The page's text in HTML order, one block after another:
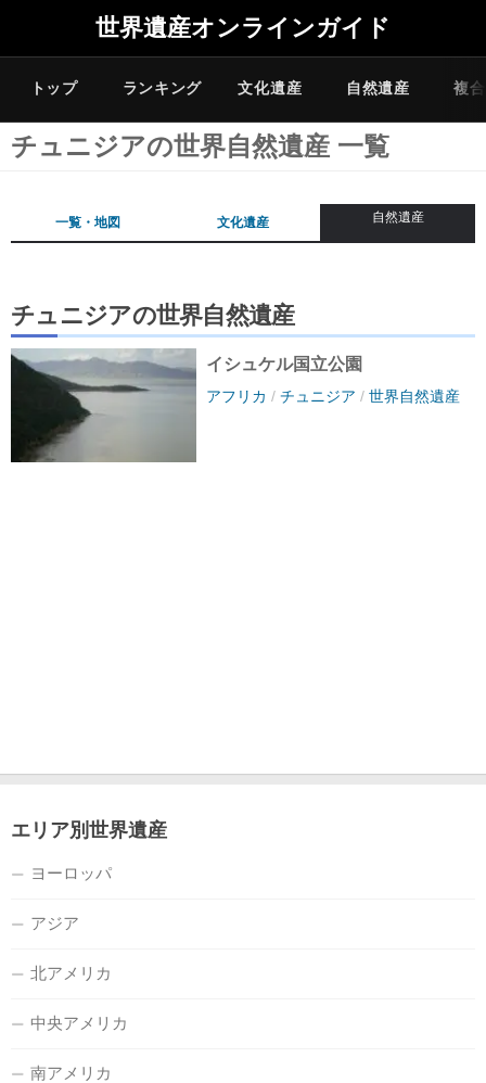
世界遺産オンラインガイド
トップ ランキング 文化遺産 自然遺産 複
チュニジアの世界自然遺産 一覧
一覧・地図 文化遺産 自然遺産
チュニジアの世界自然遺産
イシュケル国立公園
アフリカ / チュニジア / 世界自然遺産
エリア別世界遺産
ヨーロッパ
アジア
北アメリカ
中央アメリカ
南アメリカ